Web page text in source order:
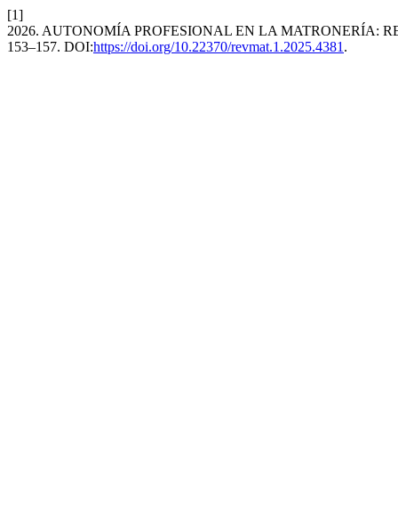
[1]
2026. AUTONOMÍA PROFESIONAL EN LA MATRONERÍA:
153–157. DOI:https://doi.org/10.22370/revmat.1.2025.4381 .